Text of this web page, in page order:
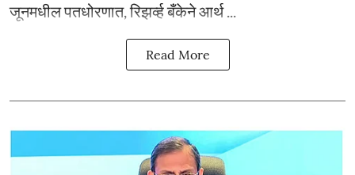
जूनमधील पतधोरणात, रिझर्व्ह बँकेने आर्थ ...
Read More